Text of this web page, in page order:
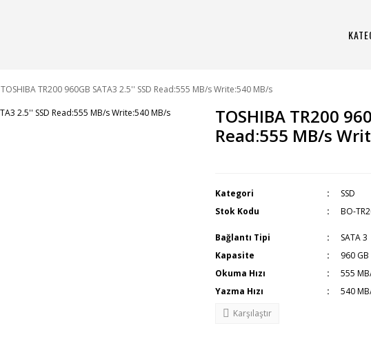
TOSHIBA TR200 960GB SATA3 2.5'' SSD Read:555 MB/s Write:540 MB/s
TOSHIBA TR200
Read:555 MB/s
Kategori
SSD
Stok Kodu
BO-
Bağlantı Tipi
SATA 3
Kapasite
960 GB
Okuma Hızı
555
Yazma Hızı
540
Karşılaştır